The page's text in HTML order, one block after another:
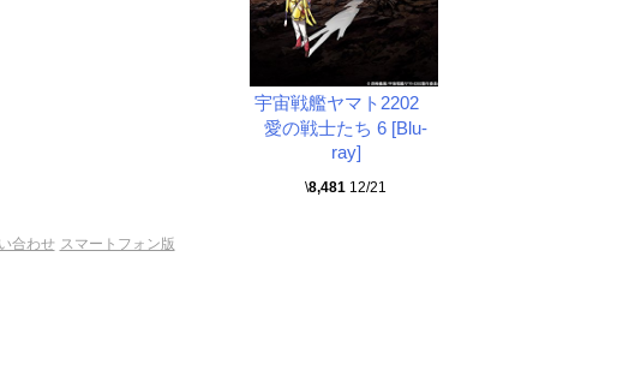
宇宙戦艦ヤマト2202
愛の戦士たち 6 [Blu-
ray]
\8,481 12/21
合わせ スマートフォン版